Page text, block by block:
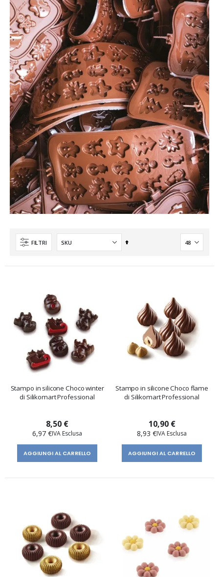
FILTRI
Imposta
Stampo in silicone Choco winter
di Silikomart Professional
8,50 €
6,97 €
AGGIUNGI AL CARRELLO
Stampo in silicone Choco flame
di Silikomart Professional
10,90 €
8,93 €
AGGIUNGI AL CARRELLO